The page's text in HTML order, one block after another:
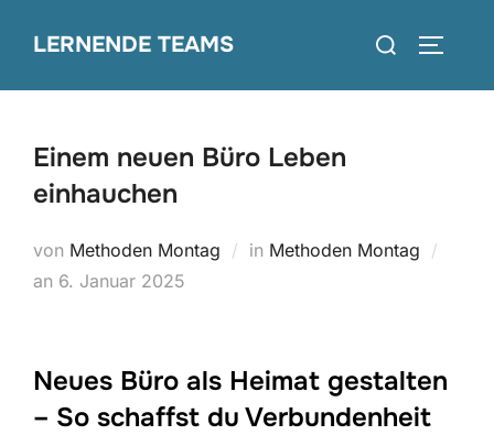
InhaltLERNENDE TEAMS
Suchen
Einem neuen Büro Leben
einhauchen
von Methoden Montag in Methoden Montag
an Veröffentlicht
6. Januar 2025
Neues Büro als Heimat gestalten
– So schaffst du Verbundenheit